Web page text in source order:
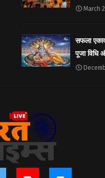
March
सफला
पूजा विधि